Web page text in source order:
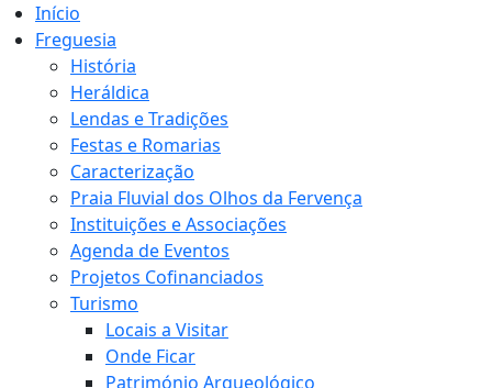
Início
Freguesia
História
Heráldica
Lendas e Tradições
Festas e Romarias
Caracterização
Praia Fluvial dos Olhos da Fervença
Instituições e Associações
Agenda de Eventos
Projetos Cofinanciados
Turismo
Locais a Visitar
Onde Ficar
Património Arqueológico